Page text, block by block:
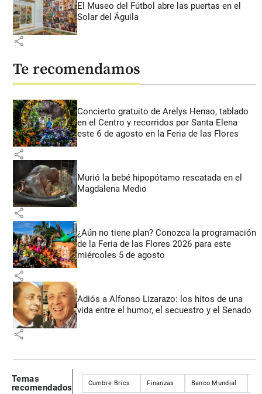
El Museo del Fútbol abre las puertas en el
Solar del Águila
share
Te recomendamos
Concierto gratuito de Arelys Henao, tablado
en el Centro y recorridos por Santa Elena
este 6 de agosto en la Feria de las Flores
share
Murió la bebé hipopótamo rescatada en el
Magdalena Medio
share
¿Aún no tiene plan? Conozca la programación
de la Feria de las Flores 2026 para este
miércoles 5 de agosto
share
Adiós a Alfonso Lizarazo: los hitos de una
vida entre el humor, el secuestro y el Senado
share
Temas
recomendados
Cumbre Brics Finanzas Banco Mundial